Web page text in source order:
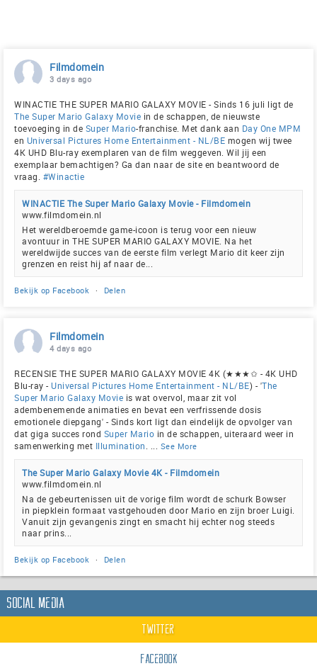
Filmdomein
3 days ago
WINACTIE THE SUPER MARIO GALAXY MOVIE - Sinds 16 juli ligt de
The Super Mario Galaxy Movie in de schappen, de nieuwste
toevoeging in de Super Mario-franchise. Met dank aan Day One MPM
en Universal Pictures Home Entertainment - NL/BE mogen wij twee
4K UHD Blu-ray exemplaren van de film weggeven. Wil jij een
exemplaar bemachtigen? Ga dan naar de site en beantwoord de
vraag. #Winactie
WINACTIE The Super Mario Galaxy Movie - Filmdomein
www.filmdomein.nl
Het wereldberoemde game-icoon is terug voor een nieuw
avontuur in THE SUPER MARIO GALAXY MOVIE. Na het
wereldwijde succes van de eerste film verlegt Mario dit keer zijn
grenzen en reist hij af naar de...
Bekijk op Facebook · Delen
Filmdomein
4 days ago
RECENSIE THE SUPER MARIO GALAXY MOVIE 4K (★★★✩ - 4K UHD
Blu-ray - Universal Pictures Home Entertainment - NL/BE) - 'The
Super Mario Galaxy Movie is wat overvol, maar zit vol
adembenemende animaties en bevat een verfrissende dosis
emotionele diepgang' - Sinds kort ligt dan eindelijk de opvolger van
dat giga succes rond Super Mario in de schappen, uiteraard weer in
samenwerking met Illumination. ... See More
The Super Mario Galaxy Movie 4K - Filmdomein
www.filmdomein.nl
Na de gebeurtenissen uit de vorige film wordt de schurk Bowser
in piepklein formaat vastgehouden door Mario en zijn broer Luigi.
Vanuit zijn gevangenis zingt en smacht hij echter nog steeds
naar prins...
Bekijk op Facebook · Delen
Social Media
Twitter
Facebook